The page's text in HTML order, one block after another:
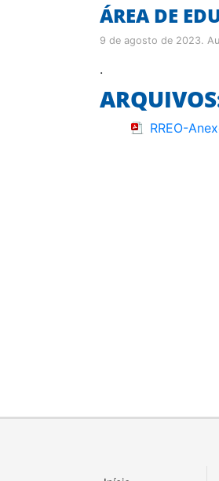
ÁREA DE
9 de agosto de 2023.
.
RREO-